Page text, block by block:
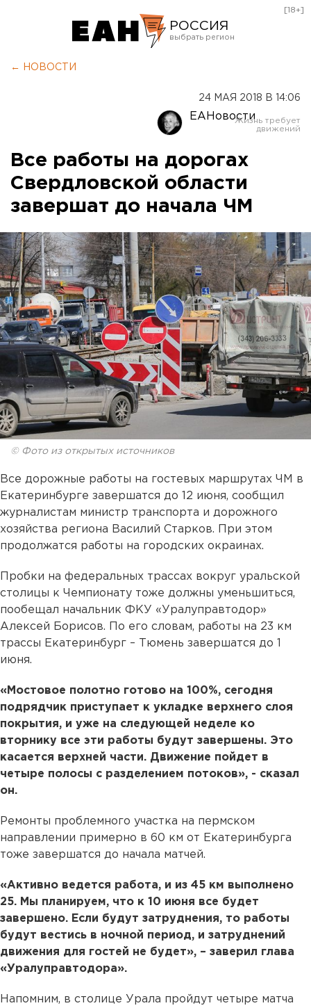
РОССИЯ
Оренбург
[18+]
← НОВОСТИ
24 МАЯ 2018 В 14:06
ЕАНовости
Все работы на дорогах
Свердловской области
завершат до начала ЧМ
© Фото из открытых источников
Все дорожные работы на гостевых маршрутах ЧМ в
Екатеринбурге завершатся до 12 июня, сообщил
журналистам министр транспорта и дорожного
хозяйства региона Василий Старков. При этом
продолжатся работы на городских окраинах.
Пробки на федеральных трассах вокруг уральской
столицы к Чемпионату тоже должны уменьшиться,
пообещал начальник ФКУ «Уралуправтодор»
Алексей Борисов. По его словам, работы на 23 км
трассы Екатеринбург – Тюмень завершатся до 1
июня.
«Мостовое полотно готово на 100%, сегодня
подрядчик приступает к укладке верхнего слоя
покрытия, и уже на следующей неделе ко
вторнику все эти работы будут завершены. Это
касается верхней части. Движение пойдет в
четыре полосы с разделением потоков», - сказал
он.
Ремонты проблемного участка на пермском
направлении примерно в 60 км от Екатеринбурга
тоже завершатся до начала матчей.
«Активно ведется работа, и из 45 км выполнено
25. Мы планируем, что к 10 июня все будет
завершено. Если будут затруднения, то работы
будут вестись в ночной период, и затруднений
движения для гостей не будет», – заверил глава
«Уралуправтодора».
Напомним, в столице Урала пройдут четыре матча